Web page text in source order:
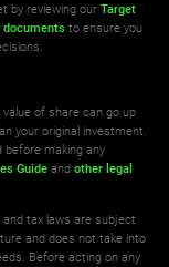
by reviewing ourTarget
documents to ensure you
of share can go up
your original investment.
before making any
Guide andother legal
tax laws are subject
and does not take into
Before acting on any